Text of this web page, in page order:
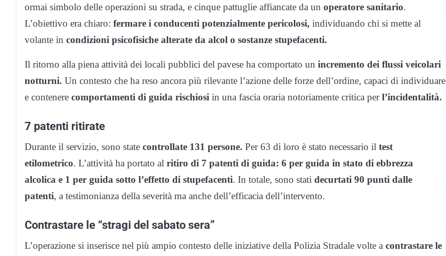
ormai simbolo delle operazioni su strada, e cinque pattuglie affiancate da un operatore sanitario.
L’obiettivo era chiaro: fermare i conducenti potenzialmente pericolosi, individuando chi si mette al
volante in condizioni psicofisiche alterate da alcol o sostanze stupefacenti.
Il ritorno alla piena attività dei locali pubblici del pavese ha comportato un incremento dei flussi veicolari
notturni. Un contesto che ha reso ancora più rilevante l’azione delle forze dell’ordine, capaci di individuare
e contenere comportamenti di guida rischiosi in una fascia oraria notoriamente critica perl’incidentalità.
7 patenti ritirate
Durante il servizio, sono state controllate 131 persone. Per 63 di loro è stato necessario il test
etilometrico. L’attività ha portato al ritiro di 7 patenti di guida: 6 per guida in stato di ebbrezza
alcolica e 1 per guida sotto l’effetto di stupefacenti. In totale, sono stati decurtati 90 punti dalle
patenti, a testimonianza della severità ma anche dell’efficacia dell’intervento.
Contrastare le “stragi del sabato sera”
L’operazione si inserisce nel più ampio contesto delle iniziative della Polizia Stradale volte a contrastare le